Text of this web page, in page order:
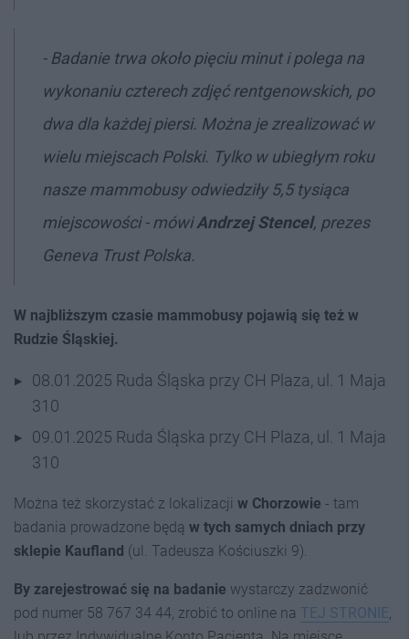
- Badanie trwa około pięciu minut i polega na
wykonaniu czterech zdjęć rentgenowskich, po
dwa dla każdej piersi. Można je zrealizować w
wielu miejscach Polski. Tylko w ubiegłym roku
nasze mammobusy odwiedziły 5,5 tysiąca
miejscowości - mówiAndrzej Stencel, prezes
Geneva Trust Polska.
W najbliższym czasie mammobusy pojawią się też w
Rudzie Śląskiej.
08.01.2025 Ruda Śląska przy CH Plaza, ul. 1 Maja
310
09.01.2025 Ruda Śląska przy CH Plaza, ul. 1 Maja
310
Można też skorzystać z lokalizacji w Chorzowie - tam
badania prowadzone będą w tych samych dniach przy
sklepie Kaufland (ul. Tadeusza Kościuszki 9).
By zarejestrować się na badanie wystarczy zadzwonić
pod numer 58 767 34 44, zrobić to online na TEJ STRONIE,